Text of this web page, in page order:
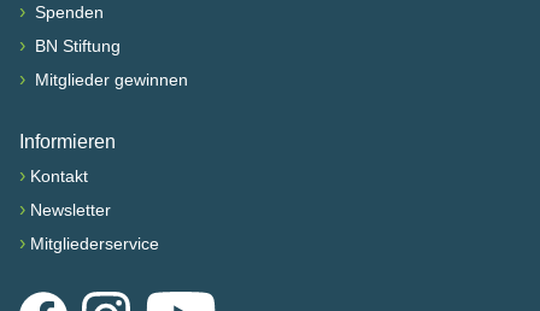
› Spenden
› BN Stiftung
› Mitglieder gewinnen
Informieren
› Kontakt
› Newsletter
› Mitgliederservice
FacebookInstagramYouTube